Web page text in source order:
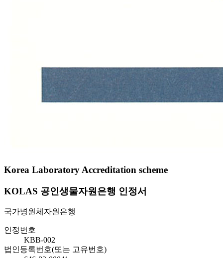
Korea Laboratory Accreditation scheme
KOLAS 공인생물자원은행 인정서
국가병원체자원은행
인정번호
KBB-002
법인등록번호(또는 고유번호)